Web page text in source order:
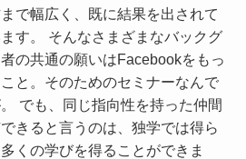
で幅広く、既に結果を出されて
す。 そんなさまざまなバックグ
の共通の願いはFacebookをもっ
と。そのためのセミナーなんで
でも、同じ指向性を持った仲間
きると言うのは、独学では得ら
くの学びを得ることができま